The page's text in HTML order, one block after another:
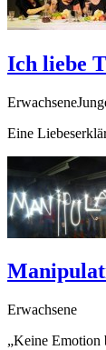
Ich liebe
Eine
Erwachsene
„Keine Emotion